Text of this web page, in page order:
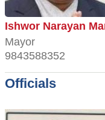
Ishwor Narayan
Mayor
9843588352
Officials